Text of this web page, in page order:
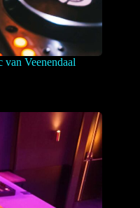
van Veenendaal